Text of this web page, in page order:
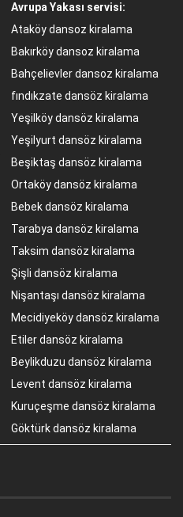
Avrupa Yakası servisi:
Ataköy dansoz kiralama
Bakırköy dansoz kiralama
Bahçelievler dansoz kiralama
fındıkzate dansöz kiralama
Yeşilköy dansöz kiralama
Yeşilyurt dansöz kiralama
Beşiktaş dansöz kiralama
Ortaköy dansöz kiralama
Bebek dansöz kiralama
Tarabya dansöz kiralama
Taksim dansöz kiralama
Şişli dansöz kiralama
Nişantaşı dansöz kiralama
Mecidiyeköy dansöz kiralama
Etiler dansöz kiralama
Beylikduzu dansöz kiralama
Levent dansöz kiralama
Kuruçeşme dansöz kiralama
Göktürk dansöz kiralama